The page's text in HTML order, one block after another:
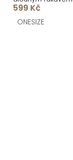
599 Kč
ONESIZE